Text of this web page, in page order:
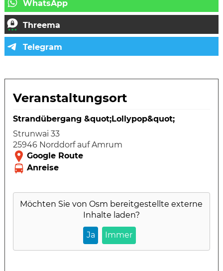
Veranstaltungsort
Strandübergang &quot;Lollypop&quot;
Strunwai 33
25946 Norddorf auf Amrum
Möchten Sie vonOsm bereitgestellte externe
Inhalte laden?
Ja Immer